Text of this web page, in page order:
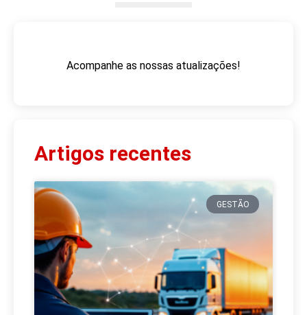
Acompanhe as nossas atualizações!
Artigos recentes
GESTÃO